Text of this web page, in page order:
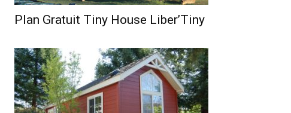
Plan Gratuit Tiny House Liber’Tiny